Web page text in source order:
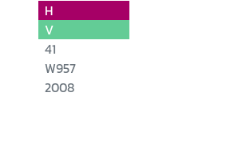
H
V
41
W957
2008